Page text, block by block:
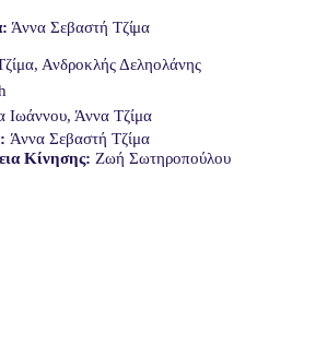
Άννα Σεβαστή Τζίμα
Ανδροκλής Δεληολάνης
Ιωάννου, Άννα Τζίμα
Άννα Σεβαστή Τζίμα
Κίνησης: Ζωή Σωτηροπούλου